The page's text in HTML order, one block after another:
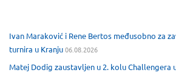
Ivan Maraković i Rene Bertos međusobno za
turnira u Kranju06.08.2026
Matej Dodig zaustavljen u 2. kolu Challengera